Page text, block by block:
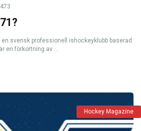
en svensk professionell ishockeyklubb baserad
en förkortning av ...
Hockey Magazine